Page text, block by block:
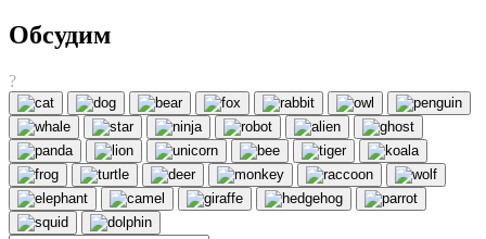
Обсудим
?